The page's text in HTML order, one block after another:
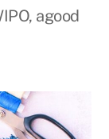
agood